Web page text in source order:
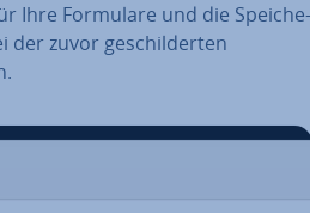
Ihre Formulare und die Spei­che­
der zuvor ge­schil­der­ten